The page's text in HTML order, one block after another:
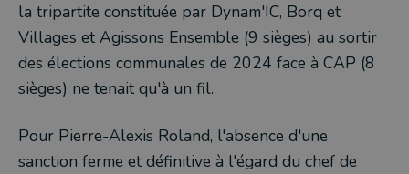
la tripartite constituée par Dynam'IC, Borq et
Villages et Agissons Ensemble (9 sièges) au sortir
des élections communales de 2024 face à CAP (8
sièges) ne tenait qu'à un fil.
Pour Pierre-Alexis Roland, l'absence d'une
sanction ferme et définitive à l'égard du chef de